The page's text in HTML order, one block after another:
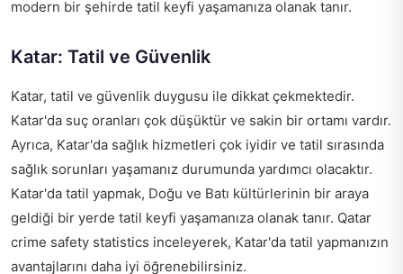
modern bir şehirde tatil keyfi yaşamanıza olanak tanır.
Katar: Tatil ve Güvenlik
Katar, tatil ve güvenlik duygusu ile dikkat çekmektedir.
Katar'da suç oranları çok düşüktür ve sakin bir ortamı vardır.
Ayrıca, Katar'da sağlık hizmetleri çok iyidir ve tatil sırasında
sağlık sorunları yaşamanız durumunda yardımcı olacaktır.
Katar'da tatil yapmak, Doğu ve Batı kültürlerinin bir araya
geldiği bir yerde tatil keyfi yaşamanıza olanak tanır. Qatar
crime safety statistics inceleyerek, Katar'da tatil yapmanızın
avantajlarını daha iyi öğrenebilirsiniz.